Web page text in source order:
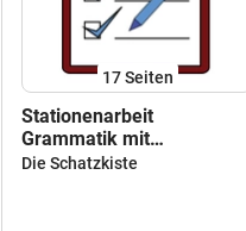
17Seiten
Stationenarbeit
Grammatik mit
Lösungsblättern
Die Schatzkiste